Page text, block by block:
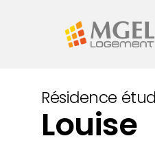
Résidence
Louise